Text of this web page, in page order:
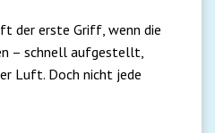
der erste Griff, wenn die
– schnell aufgestellt,
Luft. Doch nicht jede